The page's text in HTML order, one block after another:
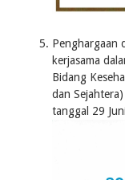
Penghargaan
kerjasama
Bidang
dan
tanggal 29